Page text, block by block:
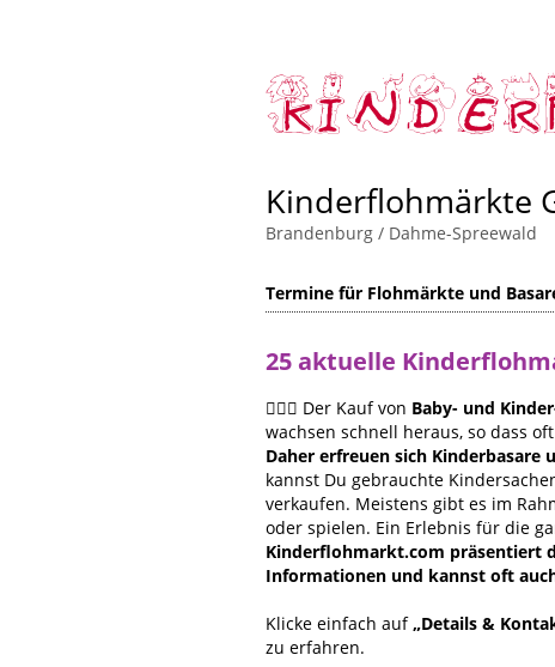
Kinderflohmärkte
Brandenburg / Dahme-Spreewald
Termine für Flohmärkte und
25 aktuelle
🙋🏻‍♀️ Der Kauf von Baby- und
wachsen schnell heraus, so dass
Daher erfreuen sich
kannst Du gebrauchte
verkaufen. Meistens gibt es im
oder spielen. Ein Erlebnis für die
Kinderflohmarkt.com präsentiert
Informationen und kannst oft
Klicke einfach auf„Details &
zu erfahren.